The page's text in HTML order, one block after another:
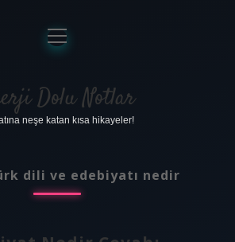
Anasayfa
Gizlilik Politikası
Yasal Uyarı
menüyü
aç
Dolu Notlar
neşe katan kısa hikayeler!
dili ve edebiyatı nedir